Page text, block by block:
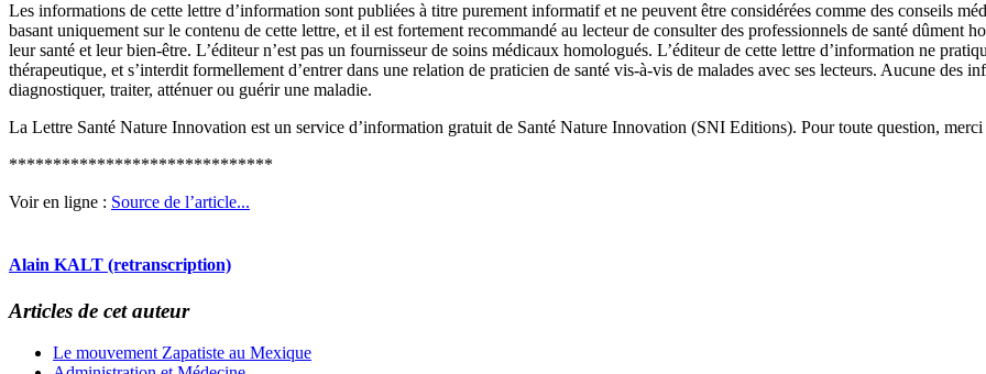
Les informations de cette lettre d’information sont publiées à titre purement informatif et ne peuvent être considérées comme des conseils
basant uniquement sur le contenu de cette lettre, et il est fortement recommandé au lecteur de consulter des professionnels de santé dûment
leur santé et leur bien-être. L’éditeur n’est pas un fournisseur de soins médicaux homologués. L’éditeur de cette lettre d’information ne
thérapeutique, et s’interdit formellement d’entrer dans une relation de praticien de santé vis-à-vis de malades avec ses lecteurs. Aucune des
diagnostiquer, traiter, atténuer ou guérir une maladie.
La Lettre Santé Nature Innovation est un service d’information gratuit de Santé Nature Innovation (SNI Editions). Pour toute question, merci
******************************
Voir en ligne : Source de l’article...
Alain KALT (retranscription)
Articles de cet auteur
Le mouvement Zapatiste au Mexique